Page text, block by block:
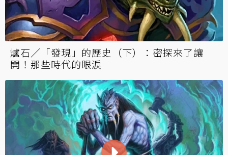
爐石／「發現」的歷史（下）：密探來了讓
開！那些時代的眼淚